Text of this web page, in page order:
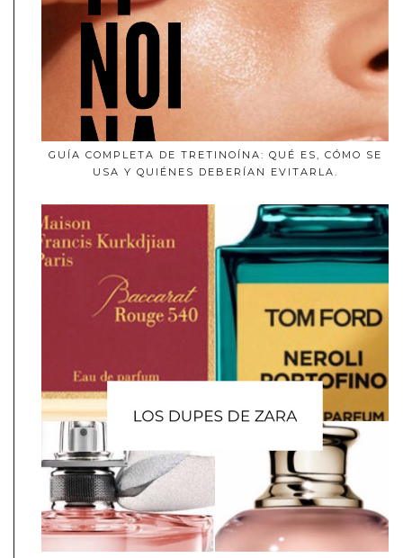
GUÍA COMPLETA DE TRETINOÍNA: QUÉ ES, CÓMO SE
USA Y QUIÉNES DEBERÍAN EVITARLA.